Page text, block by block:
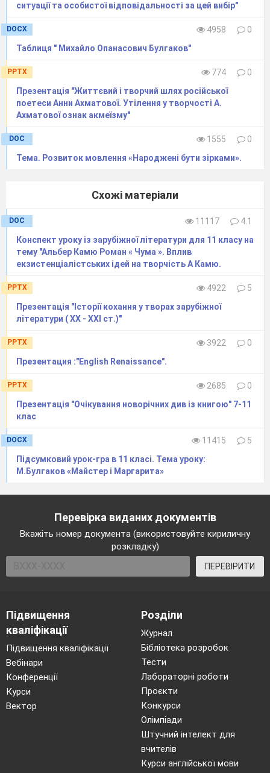
ситуації та особистої відповідальності за цей вибір"
DOCX 4958
0
Таблиця " Михайло Опанасович Булгаков"
PPTX 774
0
Презентація "Життєвий і творчий шлях російської
поетеси Анни Ахматової. Утілення у творчості А.
Ахматової ознак акмеїзму"
DOC 1555
0
Тема. Розвиток мовлення «Народжені бути зірками».
Схожі матеріали
DOC 11117
4.1
Конспект уроку із зарубіжної літератури для 11 класу на
тему "Альбер Камю Роман « Чума ». Вплив
екзистенціалістських ідей на творчість А Камю.
PPTX 4922
5
Презентація "Історії кохання у творах зарубіжної
літератури ( ХХ - ХХІ ст.)"
PPTX 3922
0
Презентация :"English Renaissance".
PPTX 2685
0
Презентація "Очікування новорічних див із книгою" 7-11
клас
DOCX 11415
5
Підсумковий урок-гра в 11 класі. Тема уроку:
М.Булгаков «Майстер і Маргарита»
Перевірка виданих документів
Вкажіть номер документа (використовуйте кириличну
розкладку)
ПЕРЕВІРИТИ
Підвищення
кваліфікації
Підвищення кваліфікації
Вебінари
Конференції
Курси
Вектор
Розділи
Журнал
Бібліотека розробок
Тести
Лабораторні роботи
Проєкти
Конкурси
Олімпіади
Штучний інтелект для
вчителів
Курси англійської мови